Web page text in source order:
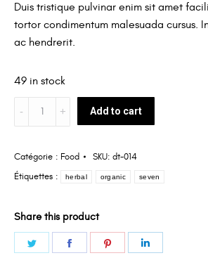
Duis tristique pulvinar enim sit amet
tortor condimentum malesuada cursus.
ac hendrerit.
49 in stock
Quantité
Mix
Add to cart
Catégorie : Food SKU: dt-014
Étiquettes :
herbal organic seven
Share this product
Partager
Partager Partager